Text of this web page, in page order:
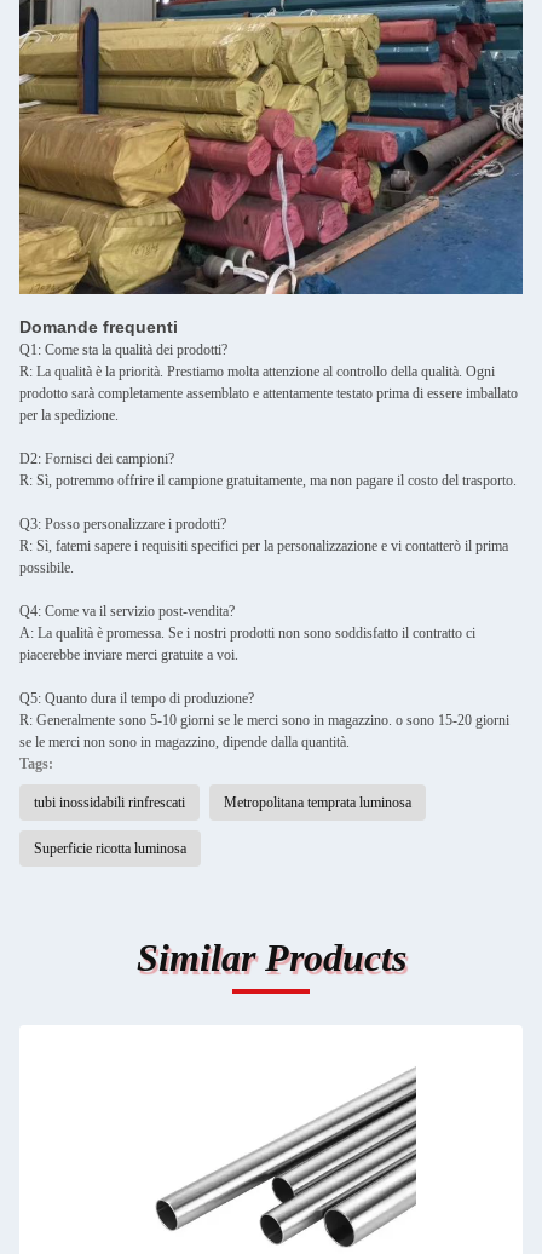
Domande frequenti
Q1: Come sta la qualità dei prodotti?
R: La qualità è la priorità. Prestiamo molta attenzione al controllo della qualità. Ogni
prodotto sarà completamente assemblato e attentamente testato prima di essere imballato
per la spedizione.
D2: Fornisci dei campioni?
R: Sì, potremmo offrire il campione gratuitamente, ma non pagare il costo del trasporto.
Q3: Posso personalizzare i prodotti?
R: Sì, fatemi sapere i requisiti specifici per la personalizzazione e vi contatterò il prima
possibile.
Q4: Come va il servizio post-vendita?
A: La qualità è promessa. Se i nostri prodotti non sono soddisfatto il contratto ci
piacerebbe inviare merci gratuite a voi.
Q5: Quanto dura il tempo di produzione?
R: Generalmente sono 5-10 giorni se le merci sono in magazzino. o sono 15-20 giorni
se le merci non sono in magazzino, dipende dalla quantità.
Tags:
tubi inossidabili rinfrescati Metropolitana temprata luminosa
Superficie ricotta luminosa
Similar Products